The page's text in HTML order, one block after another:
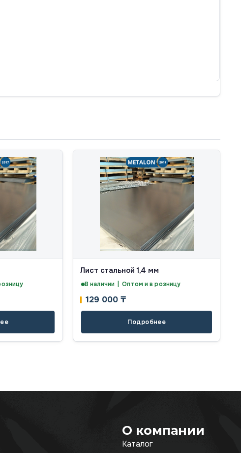
Лист стальной 1,4 мм
В наличии | Оптом и в розницу
129 000 ₸
Подробнее
О компании
Каталог